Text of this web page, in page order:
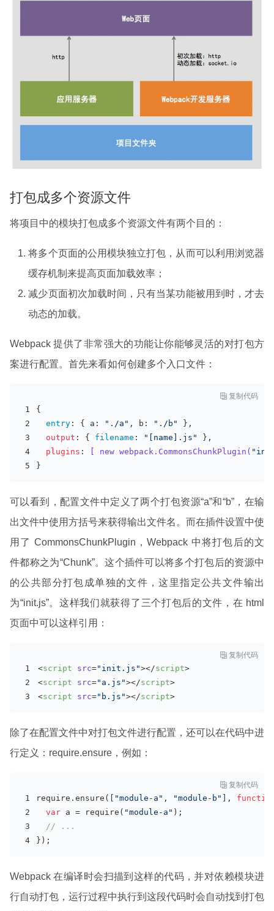
打包成多个资源文件
将项目中的模块打包成多个资源文件有两个目的：
将多个页面的公用模块独立打包，从而可以利用浏览器
缓存机制来提高页面加载效率；
减少页面初次加载时间，只有当某功能被用到时，才去
动态的加载。
Webpack 提供了非常强大的功能让你能够灵活的对打包方
案进行配置。首先来看如何创建多个入口文件：
 复制代码
{
entry : { a: "./a" , b: "./b"
},
output : { filename : "[name].js"
},
plugins : [ new webpack.CommonsChunkPlugin(
}
可以看到，配置文件中定义了两个打包资源“a”和“b”，在输
出文件中使用方括号来获得输出文件名。而在插件设置中使
用了 CommonsChunkPlugin，Webpack 中将打包后的文
件都称之为“Chunk”。这个插件可以将多个打包后的资源中
的公共部分打包成单独的文件，这里指定公共文件输出
为“init.js”。这样我们就获得了三个打包后的文件，在 html
页面中可以这样引用：
 复制代码
<script src="init.js"></script>
<script src="a.js"></script>
<script src="b.js"></script>
除了在配置文件中对打包文件进行配置，还可以在代码中进
行定义：require.ensure，例如：
 复制代码
require .ensure([ "module-a" , "module-b" ],
var a = require ( "module-a" );
// ...
});
Webpack 在编译时会扫描到这样的代码，并对依赖模块进
行自动打包，运行过程中执行到这段代码时会自动找到打包